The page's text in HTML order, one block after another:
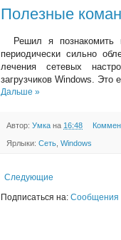
Полезные
Решил я познакомить
периодически сильно
лечения сетевых
загрузчиков Windows. Это
Дальше »
Автор: Умка на 16:48
Ярлыки: Сеть Windows
Следующие
Подписаться на: Сообщения